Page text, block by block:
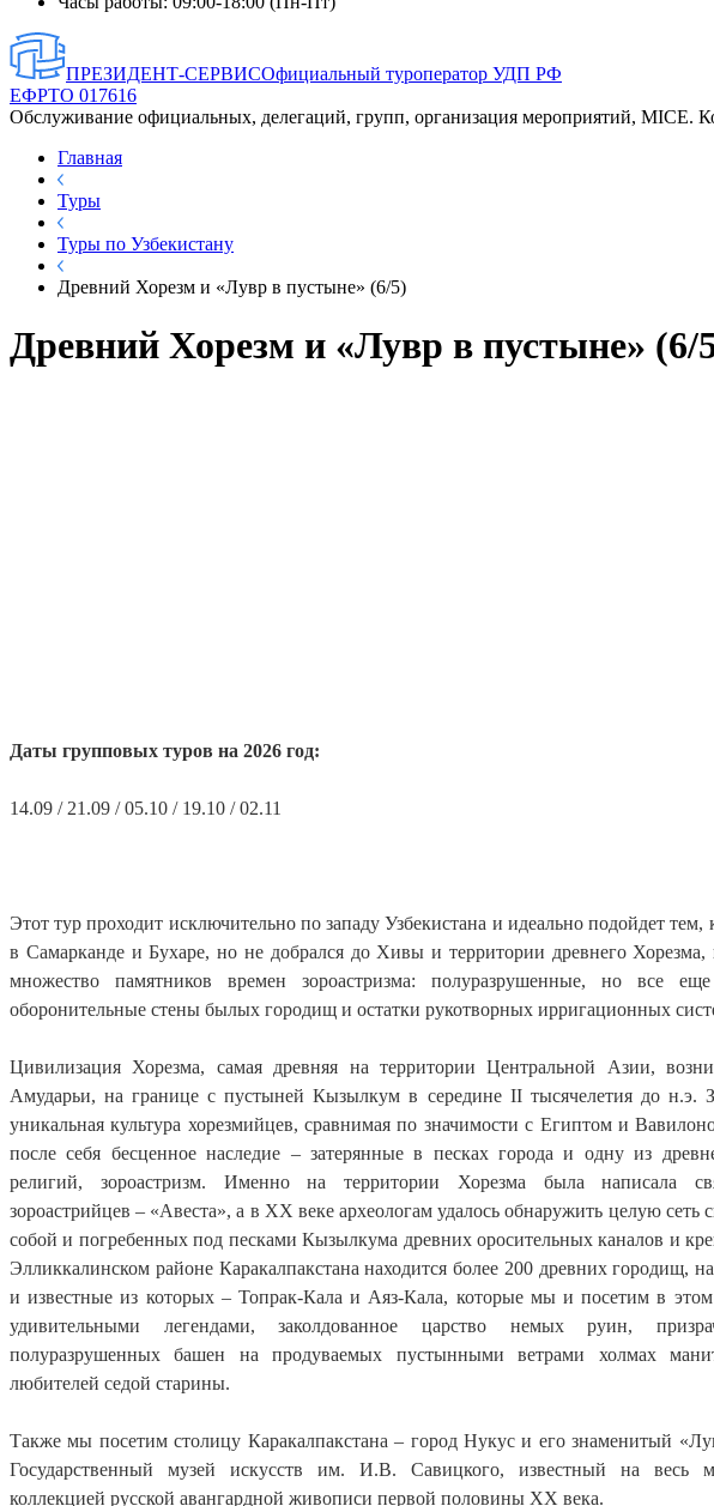
ПРЕЗИДЕНТ-СЕРВИСОфициальный туроператор УДП РФ
ЕФРТО 017616
Обслуживание официальных, делегаций, групп, организация мероприятий, MICE.
Главная
Туры
Туры по Узбекистану
Древний Хорезм и «Лувр в пустыне» (6/5)
Древний Хорезм и «Лувр в пустыне» (6/
Даты групповых туров на 2026 год:
14.09 / 21.09 / 05.10 / 19.10 / 02.11
Этот тур проходит исключительно по западу Узбекистана и идеально подойдет
в Самарканде и Бухаре, но не добрался до Хивы и территории древнего Хорезма,
множество памятников времен зороастризма: полуразрушенные, но все
оборонительные стены былых городищ и остатки рукотворных ирригационных
Цивилизация Хорезма, самая древняя на территории Центральной Азии,
Амударьи, на границе с пустыней Кызылкум в середине II тысячелетия до н.э.
уникальная культура хорезмийцев, сравнимая по значимости с Египтом и
после себя бесценное наследие – затерянные в песках города и одну из
религий, зороастризм. Именно на территории Хорезма была написала
зороастрийцев – «Авеста», а в XX веке археологам удалось обнаружить целую сеть
собой и погребенных под песками Кызылкума древних оросительных каналов и
Элликкалинском районе Каракалпакстана находится более 200 древних городищ,
и известные из которых – Топрак-Кала и Аяз-Кала, которые мы и посетим в
удивительными легендами, заколдованное царство немых руин,
полуразрушенных башен на продуваемых пустынными ветрами холмах
любителей седой старины.
Также мы посетим столицу Каракалпакстана – город Нукус и его знаменитый
Государственный музей искусств им. И.В. Савицкого, известный на весь
коллекцией русской авангардной живописи первой половины ХХ века.